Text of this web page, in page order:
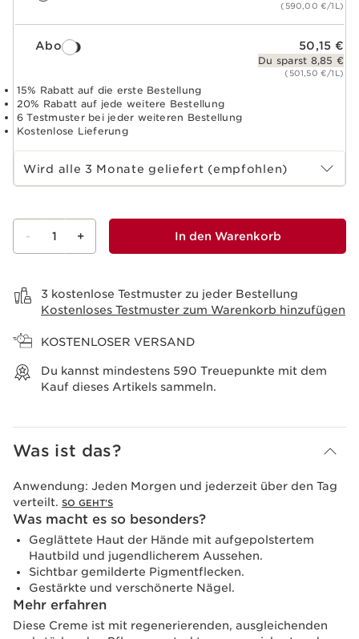
(590,00 €/1L)
Abo 50,15 €
Du sparst 8,85 €
(501,50 €/1L)
15% Rabatt auf die erste Bestellung
20% Rabatt auf jede weitere Bestellung
6 Testmuster bei jeder weiteren Bestellung
Kostenlose Lieferung
Abo-Zeitraum wählen
Wird alle 3 Monate geliefert (empfohlen)
- 1 + In den Warenkorb
3 kostenlose Testmuster zu jeder Bestellung
Kostenloses Testmuster zum Warenkorb hinzufügen
KOSTENLOSER VERSAND
Du kannst mindestens 590 Treuepunkte mit dem
Kauf dieses Artikels sammeln.
Was ist das?
Anwendung: Jeden Morgen und jederzeit über den Tag
verteilt. SO GEHT'S
Was macht es so besonders?
Geglättete Haut der Hände mit aufgepolstertem
Hautbild und jugendlicherem Aussehen.
Sichtbar gemilderte Pigmentflecken.
Gestärkte und verschönerte Nägel.
Mehr erfahren
Diese Creme ist mit regenerierenden, ausgleichenden